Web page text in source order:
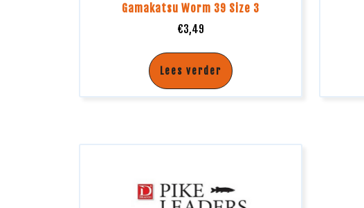
Gamakatsu Worm 39 Size 3
€3,49
Lees verder